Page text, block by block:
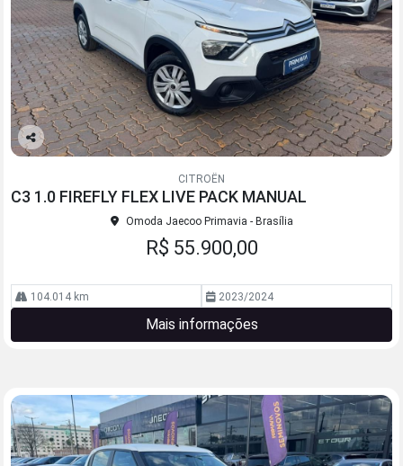
Co
lhe
CITROËN
C3 1.0 FIREFLY FLEX LIVE PACK MANUAL
Omoda Jaecoo Primavia - Brasília
R$ 55.900,00
104.014 km 2023/2024
Mais informações